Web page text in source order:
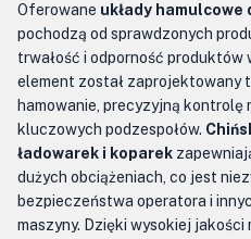
Oferowane układy hamulcowe
pochodzą od sprawdzonych
trwałość i odporność
element został zaprojektowany
hamowanie, precyzyjną kontrolę
kluczowych podzespołów.
ładowarek i koparek
dużych obciążeniach, co jest
bezpieczeństwa operatora i
maszyny. Dzięki wysokiej jakości